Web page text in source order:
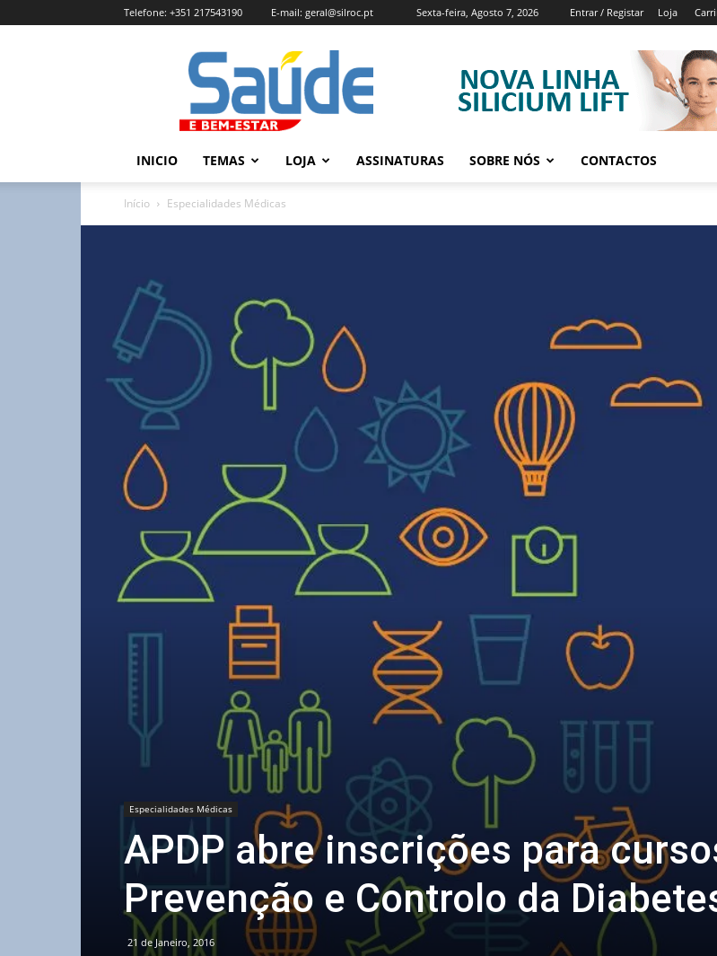
Sexta-feira, Agosto 7, 2026 Entrar / Registar Loja
Telefone: +351 217543190 E-mail: geral@silroc.pt
Revista
Saúde
e
Bem
Estar
Edição
INICIO TEMAS LOJA ASSINATURAS SOBRE NÓS CONTACTOS
Início Especialidades Médicas
Especialidades Médicas
APDP abre inscrições para
Prevenção e Controlo da
21 de Janeiro, 2016